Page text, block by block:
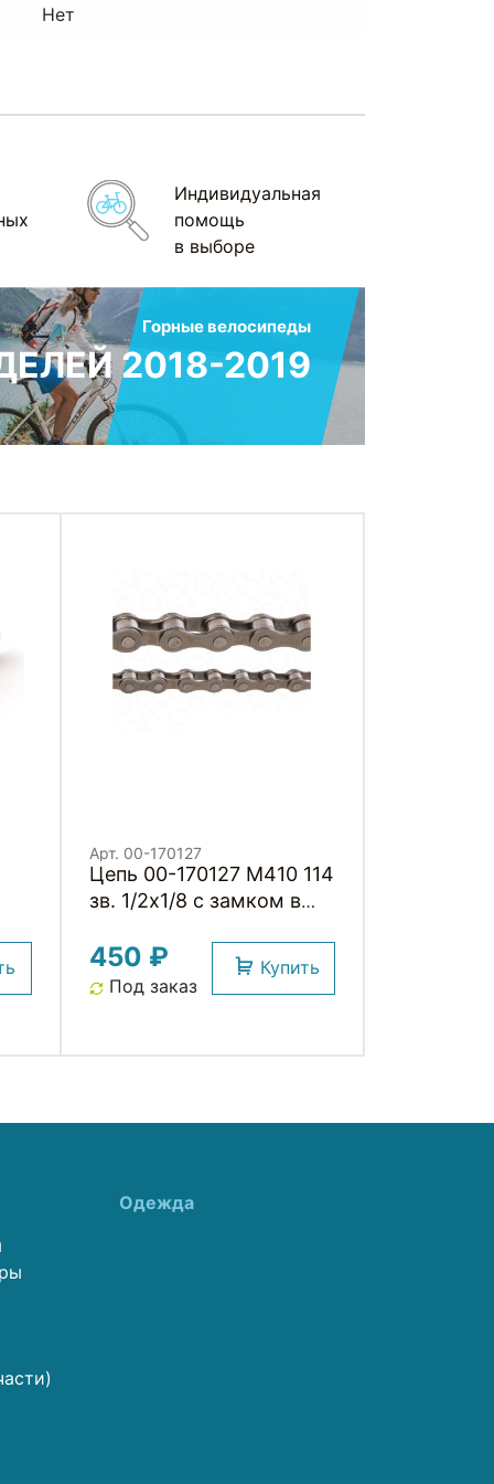
Нет
Индивидуальная
помощь
в выборе
Горные велосипеды
2018-2019
Арт. 00-170127
Цепь 00-170127 M410 114
зв. 1/2х1/8 с замком в
450 ₽
Под заказ
Купить
Одежда